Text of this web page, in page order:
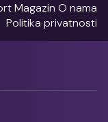
Magazin O nama
Politika privatnosti